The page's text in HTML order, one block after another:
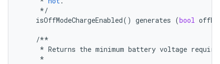
*/
isOffModeChargeEnabled() generates (bool
/**
* Returns the minimum battery voltage
*